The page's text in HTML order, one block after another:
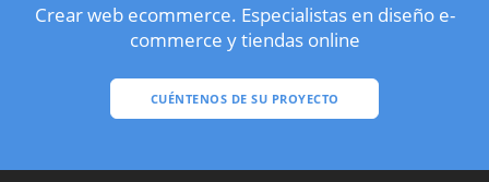
Crear web ecommerce. Especialistas en diseño e-
commerce y tiendas online
CUÉNTENOS DE SU PROYECTO